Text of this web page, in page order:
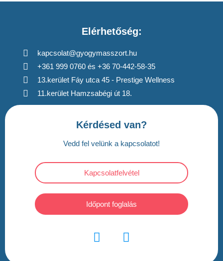
Elérhetőség:
kapcsolat@gyogymasszort.hu
+361 999 0760 és +36 70-442-58-35
13.kerület Fáy utca 45 - Prestige Wellness
11.kerület Hamzsabégi út 18.
Kérdésed van?
Vedd fel velünk a kapcsolatot!
Kapcsolatfelvétel
Időpont foglalás